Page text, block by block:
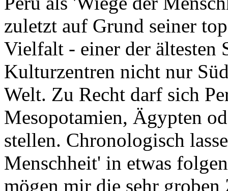
zuletzt auf Grund seiner
Vielfalt - einer der ältesten
Kulturzentren nicht nur
Welt. Zu Recht darf sich
Mesopotamien,Ägypten
stellen. Chronologisch
Menschheit' in etwas
mögen mir die sehr